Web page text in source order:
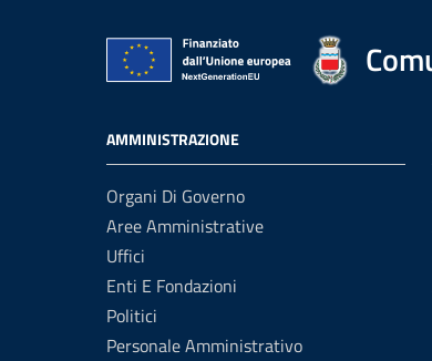
AMMINISTRAZIONE
Organi Di Governo
Aree Amministrative
Uffici
Enti E Fondazioni
Politici
Personale Amministrativo